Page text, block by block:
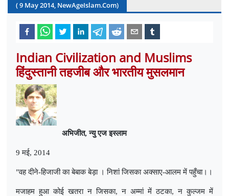
(9 May2014, NewAgeIslam.Com)
Indian Civilization and Muslims
हिंदुस्तानी तहजीब और भारतीय मुसलमान
अभिजीत,न्यु एज इस्लाम
9 मई, 2014
"वह दीने-हिजाजी का बेबाक बेड़ा । निशां जिसका अक्साए-आलम में पहुँचा।।
मजाहम हुआ कोई खतरा न जिसका,न अम्मां में ठटका,न कुल्जम में